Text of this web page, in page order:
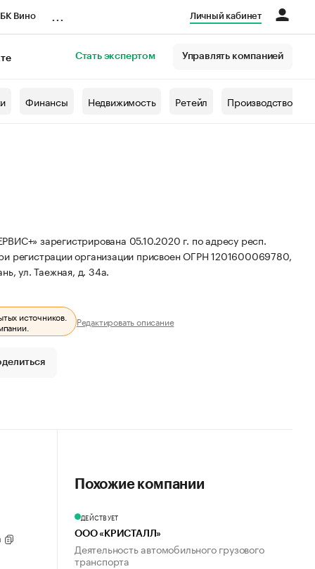
Вино Личный кабинет
Стать экспертом Управлять компанией
Финансы Недвижимость Ретейл Производство
зарегистрирована 05.10.2020 г. по адресу респ.
регистрации организации присвоен ОГРН 1201600069780,
ул. Таежная, д. 34а.
источников. Редактировать описание
Похожие компании
ДЕЙСТВУЕТ
ООО «КРИСТАЛЛ»
Деятельность автомобильного грузового
транспорта